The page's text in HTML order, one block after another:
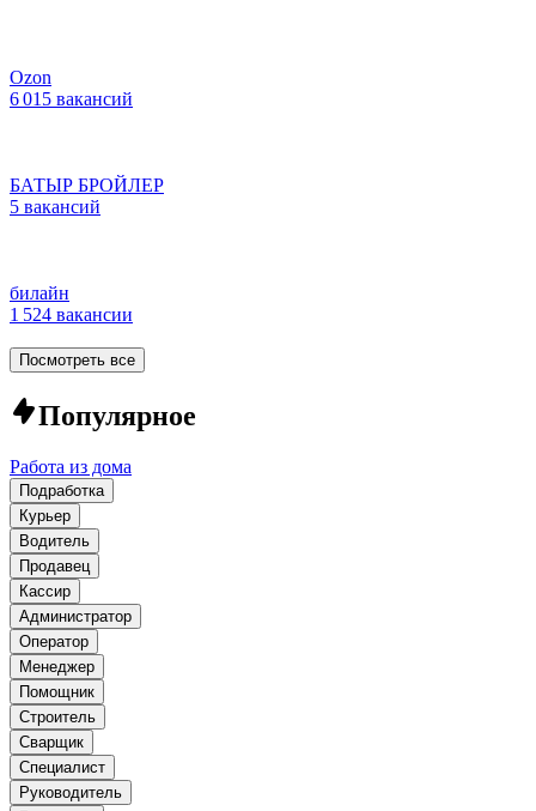
Ozon
6 015 вакансий
БАТЫР БРОЙЛЕР
5 вакансий
билайн
1 524 вакансии
Посмотреть все
Популярное
Работа из дома
Подработка
Курьер
Водитель
Продавец
Кассир
Администратор
Оператор
Менеджер
Помощник
Строитель
Сварщик
Специалист
Руководитель